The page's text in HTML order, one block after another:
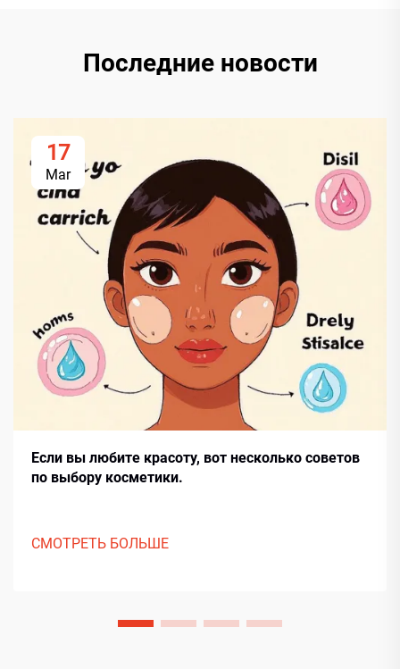
Последние новости
17
Mar
Если вы любите красоту, вот несколько советов
по выбору косметики.
СМОТРЕТЬ БОЛЬШЕ